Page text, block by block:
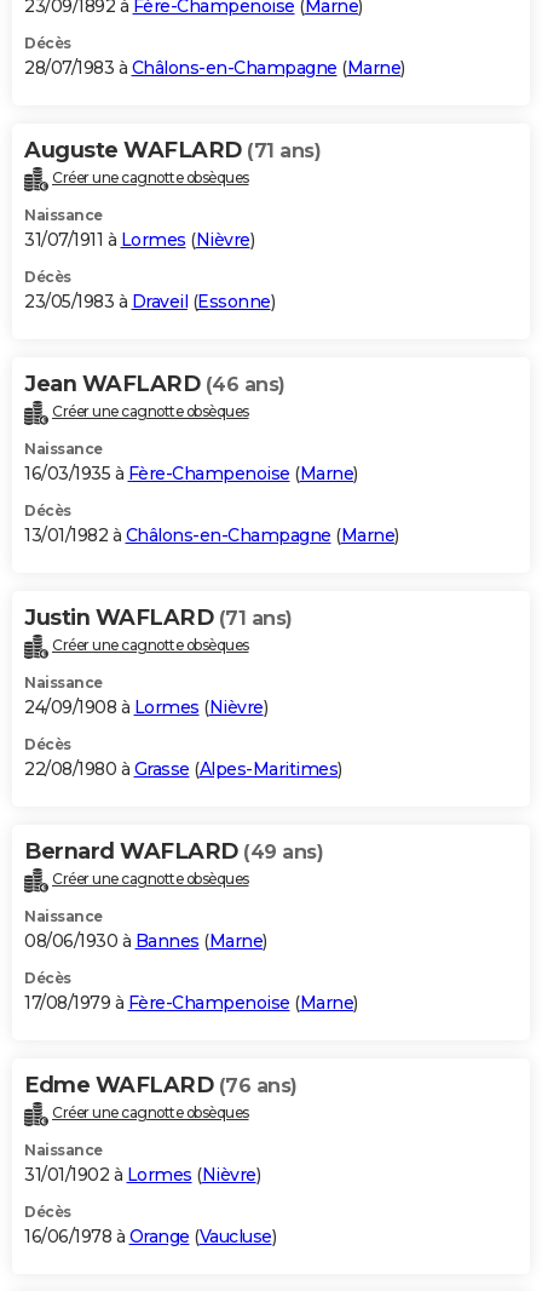
23/09/1892 à Fère-Champenoise ( Marne)
Décès
28/07/1983 à Châlons-en-Champagne (Marne)
Auguste WAFLARD (71 ans)
Créer une cagnotte obsèques
Naissance
31/07/1911 à Lormes (Nièvre)
Décès
23/05/1983 à Draveil (Essonne)
Jean WAFLARD (46 ans)
Créer une cagnotte obsèques
Naissance
16/03/1935 à Fère-Champenoise (Marne)
Décès
13/01/1982 à Châlons-en-Champagne (Marne)
Justin WAFLARD (71 ans)
Créer une cagnotte obsèques
Naissance
24/09/1908 à Lormes (Nièvre)
Décès
22/08/1980 à Grasse (Alpes-Maritimes)
Bernard WAFLARD (49 ans)
Créer une cagnotte obsèques
Naissance
08/06/1930 à Bannes (Marne)
Décès
17/08/1979 à Fère-Champenoise (Marne)
Edme WAFLARD (76 ans)
Créer une cagnotte obsèques
Naissance
31/01/1902 à Lormes (Nièvre)
Décès
16/06/1978 à Orange (Vaucluse)